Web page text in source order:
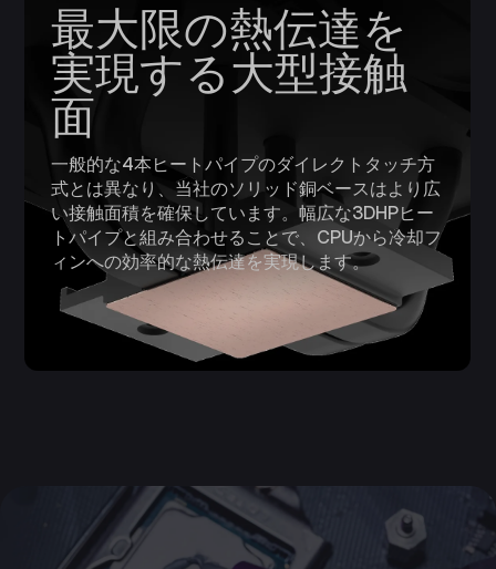
最大限の熱伝達を
実現する大型接触
面
一般的な4本ヒートパイプのダイレクトタッチ方
式とは異なり、当社のソリッド銅ベースはより広
い接触面積を確保しています。幅広な3DHPヒー
トパイプと組み合わせることで、CPUから冷却フ
ィンへの効率的な熱伝達を実現します。